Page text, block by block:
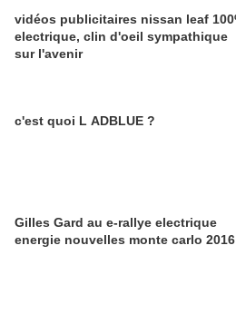
vidéos publicitaires nissan leaf 100%
electrique, clin d'oeil sympathique
sur l'avenir
c'est quoi L ADBLUE ?
Gilles Gard au e-rallye electrique
energie nouvelles monte carlo 2016